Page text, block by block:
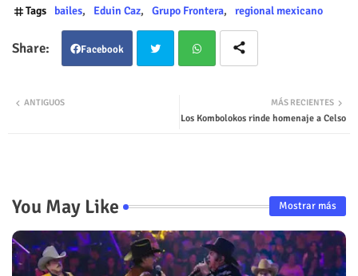
Tags bailes Eduin Caz Grupo Frontera regional mexicano
Facebook
tsap
MÁS RECIENTES
Los Kombolokos rinde homenaje a Celso
ANTIGUOS
You May Like Mostrar más